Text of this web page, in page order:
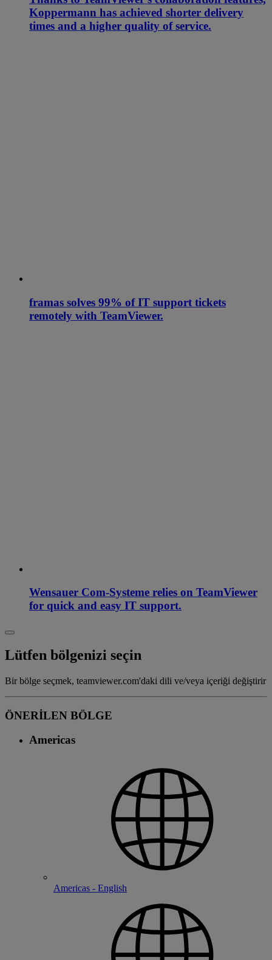
Koppermann has achieved shorter delivery
times and a higher quality of service.
framas solves 99% of IT support tickets
remotely with TeamViewer.
Wensauer Com-Systeme relies on TeamViewer
for quick and easy IT support.
Lütfen bölgenizi seçin
Bir bölge seçmek, teamviewer.com'daki dili ve/veya içeriği değiştirir
ÖNERİLEN BÖLGE
Americas
Americas - English